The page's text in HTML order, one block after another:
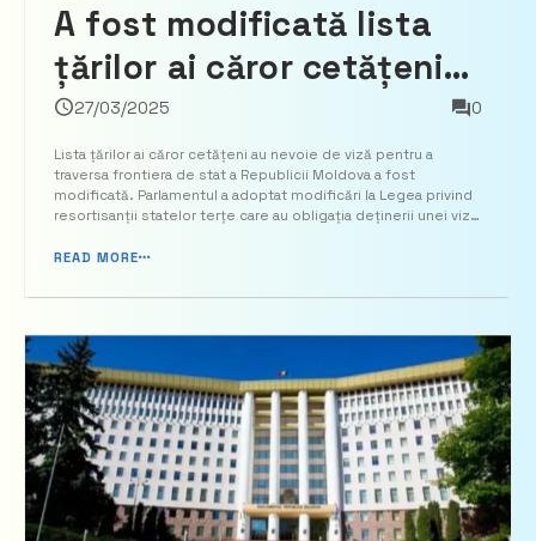
A fost modificată lista
țărilor ai căror cetățeni
au nevoie de viză pentru
a traversa frontiera de
stat a Republicii
27/03/2025 0
Lista țărilor ai căror cetățeni au nevoie de viză pentru a
traversa frontiera de stat a Republicii Moldova a fost
modificată. Parlamentul a adoptat modificări la Legea privind
resortisanții statelor terțe care au obligația deținerii unei vize
deținerii unei vize la traversarea fronti...
READ MORE